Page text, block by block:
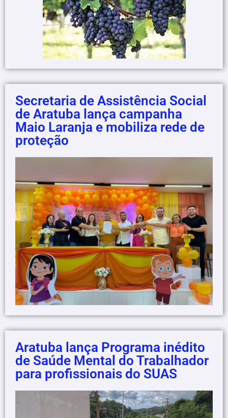
Secretaria de Assistência Social
de Aratuba lança campanha
Maio Laranja e mobiliza rede de
proteção
Aratuba lança Programa inédito
de Saúde Mental do Trabalhador
para profissionais do SUAS